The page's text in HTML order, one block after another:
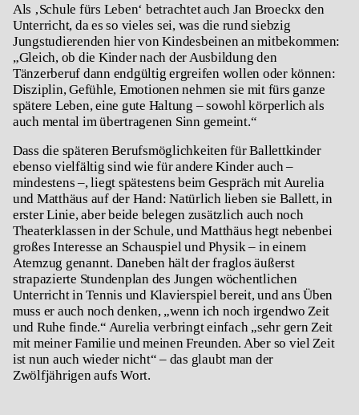
Als ‚Schule fürs Leben‘ betrachtet auch Jan Broeckx den
Unterricht, da es so vieles sei, was die rund siebzig
Jungstudierenden hier von Kindesbeinen an mitbekommen:
„Gleich, ob die Kinder nach der Ausbildung den
Tänzerberuf dann endgültig ergreifen wollen oder können:
Disziplin, Gefühle, Emotionen nehmen sie mit fürs ganze
spätere Leben, eine gute Haltung – sowohl körperlich als
auch mental im übertragenen Sinn gemeint.“
Dass die späteren Berufsmöglichkeiten für Ballettkinder
ebenso vielfältig sind wie für andere Kinder auch –
mindestens –, liegt spätestens beim Gespräch mit Aurelia
und Matthäus auf der Hand: Natürlich lieben sie Ballett, in
erster Linie, aber beide belegen zusätzlich auch noch
Theaterklassen in der Schule, und Matthäus hegt nebenbei
großes Interesse an Schauspiel und Physik – in einem
Atemzug genannt. Daneben hält der fraglos äußerst
strapazierte Stundenplan des Jungen wöchentlichen
Unterricht in Tennis und Klavierspiel bereit, und ans Üben
muss er auch noch denken, „wenn ich noch irgendwo Zeit
und Ruhe finde.“ Aurelia verbringt einfach „sehr gern Zeit
mit meiner Familie und meinen Freunden. Aber so viel Zeit
ist nun auch wieder nicht“ – das glaubt man der
Zwölfjährigen aufs Wort.